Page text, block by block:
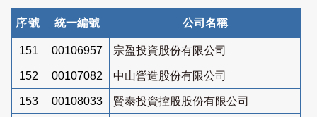
序號 統一編號 公司名稱
151 00106957 宗盈投資股份有限公司
152 00107082 中山營造股份有限公司
153 00108033 賢泰投資控股股份有限公司